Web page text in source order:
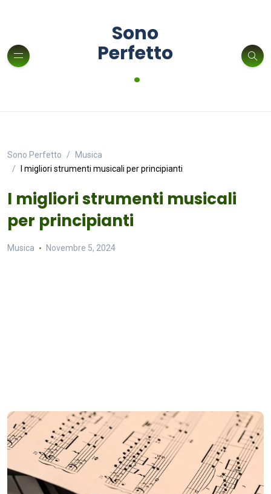
Sono
Perfetto
.
Sono Perfetto
Musica
I migliori strumenti musicali per principianti
I migliori strumenti musicali
per principianti
Musica Novembre 5, 2024